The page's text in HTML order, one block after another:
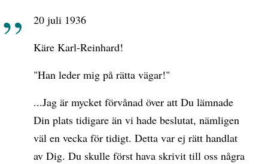
20 juli 1936
Käre Karl-Reinhard!
"Han leder mig på rätta vägar!"
...Jag är mycket förvånad över att Du lämnade
Din plats tidigare än vi hade beslutat, nämligen
väl en vecka för tidigt. Detta var ej rätt handlat
av Dig. Du skulle först hava skrivit till oss några